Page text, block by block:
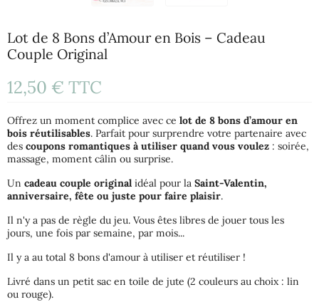
Lot de 8 Bons d’Amour en Bois – Cadeau
Couple Original
12,50 € TTC
Offrez un moment complice avec ce lot de 8 bons d’amour en
bois réutilisables. Parfait pour surprendre votre partenaire avec
des coupons romantiques à utiliser quand vous voulez : soirée,
massage, moment câlin ou surprise.
Un cadeau couple original idéal pour la Saint-Valentin,
anniversaire, fête ou juste pour faire plaisir.
Il n'y a pas de règle du jeu. Vous êtes libres de jouer tous les
jours, une fois par semaine, par mois...
Il y a au total 8 bons d'amour à utiliser et réutiliser !
Livré dans un petit sac en toile de jute (2 couleurs au choix : lin
ou rouge).